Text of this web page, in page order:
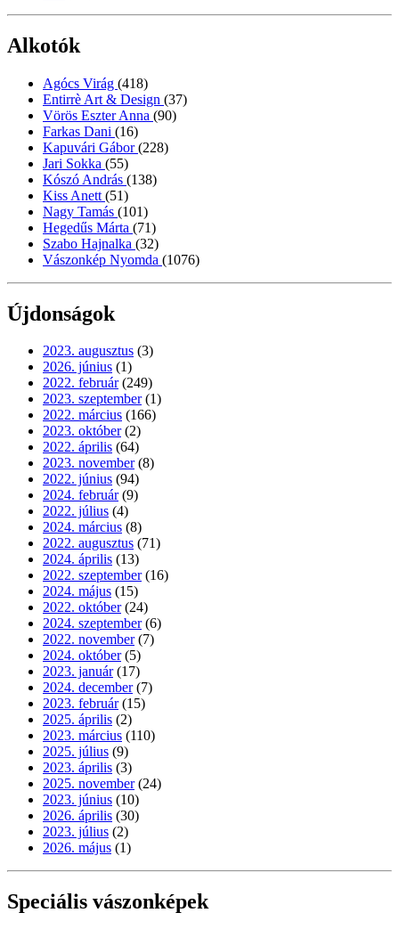
Alkotók
Agócs Virág (418)
Entirrè Art & Design (37)
Vörös Eszter Anna (90)
Farkas Dani (16)
Kapuvári Gábor(228)
Jari Sokka (55)
Kószó András (138)
Kiss Anett (51)
Nagy Tamás (101)
Hegedűs Márta (71)
Szabo Hajnalka (32)
Vászonkép Nyomda (1076)
Újdonságok
2023. augusztus (3)
2026. június (1)
2022. február (249)
2023. szeptember (1)
2022. március (166)
2023. október (2)
2022. április (64)
2023. november (8)
2022. június (94)
2024. február (9)
2022. július (4)
2024. március (8)
2022. augusztus (71)
2024. április (13)
2022. szeptember (16)
2024. május (15)
2022. október (24)
2024. szeptember (6)
2022. november (7)
2024. október (5)
2023. január (17)
2024. december (7)
2023. február (15)
2025. április (2)
2023. március (110)
2025. július (9)
2023. április (3)
2025. november (24)
2023. június (10)
2026. április (30)
2023. július (2)
2026. május (1)
Speciális vászonképek